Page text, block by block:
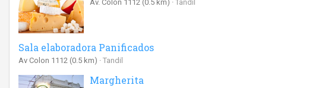
Av. Colón 1112 (0.5 km) Tandil
Sala elaboradora Panificados
Av Colon 1112 (0.5 km) Tandil
Margherita